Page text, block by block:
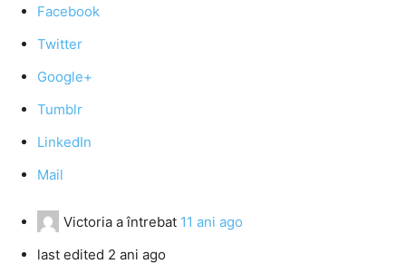
Facebook
Twitter
Google+
Tumblr
LinkedIn
Mail
Victoria a întrebat 11 ani ago
last edited 2 ani ago